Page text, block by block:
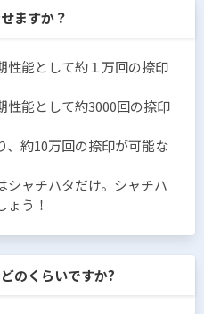
ますか？
性能として約１万回の捺印
性能として約3000回の捺印
、約10万回の捺印が可能な
シャチハタだけ。シャチハ
ょう！
のくらいですか?